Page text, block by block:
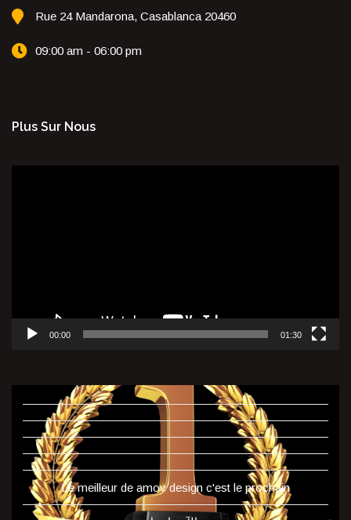
Rue 24 Mandarona, Casablanca 20460
09:00 am - 06:00 pm
Plus Sur Nous
00:00 01:30
Le meilleur de amov design c'est le prochain